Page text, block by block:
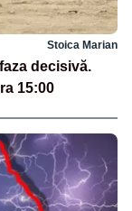
Stoica Marian
decisivă.
15:00